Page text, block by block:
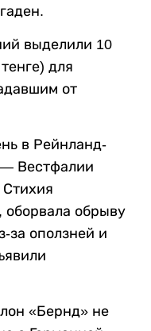
выделили 10
для
от
в Рейнланд-
Вестфалии
оборвала обрыву
за оползней и
«Бернд» не